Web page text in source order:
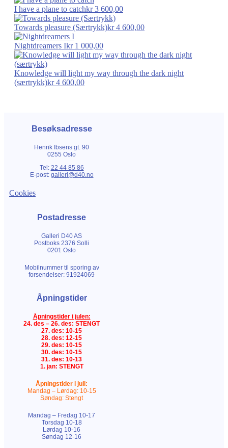
I have a plane to catchkr3 600,00
Towards pleasure (Særtrykk)kr4 600,00
Nightdreamers Ikr1 000,00
Knowledge will light my way through the dark night
(særtrykk)kr4 600,00
Besøksadresse
Henrik Ibsens gt. 90
0255 Oslo
Tel: 22 44 85 86
E-post: galleri@d40.no
Cookies
Postadresse
Galleri D40 AS
Postboks 2376 Solli
0201 Oslo
Mobilnummer til sporing av
forsendelser: 91924069
Åpningstider
Åpningstider i julen:
24. des – 26. des: STENGT
27. des: 10-15
28. des: 12-15
29. des: 10-15
30. des: 10-15
31. des: 10-13
1. jan: STENGT
Åpningstider i juli:
Mandag – Lørdag: 10-15
Søndag: Stengt
Mandag – Fredag 10-17
Torsdag 10-18
Lørdag 10-16
Søndag 12-16